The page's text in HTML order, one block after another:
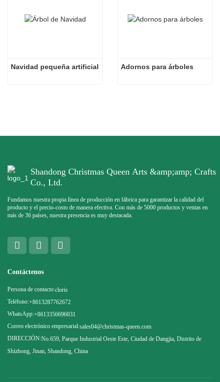
Navidad pequeña artificial Adornos para árboles
Shandong Christmas Queen Arts &amp;amp; Crafts
Co., Ltd.
Fundamos nuestra propia línea de producción en fábrica para garantizar la calidad del
producto y el precio-costo de manera efectiva. Con más de 5000 productos y ventas en
más de 36 países, nuestra presencia es muy destacada.
Contáctenos
Persona de contacto:cloris
Teléfono:+8613287762672
WhatsApp:+8613356696031
Correo electrónico empresarial:sales04@christmas-queen.com
DIRECCIÓN:No.659, Parque Industrial Oeste Este, Ciudad de Dangjia, Distrito de
Shizhong, Jinan, Shandong, China